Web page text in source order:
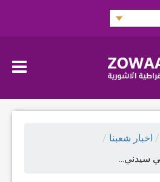
/ اخبار شعبنا /
سيدني...